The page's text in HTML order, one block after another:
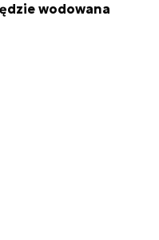
wodowana